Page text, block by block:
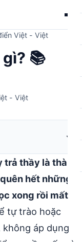
Việt - Việt
📚
- Việt
trả thầy là thành
hết những
xong rồi mất
tự trào hoặc
áp dụng